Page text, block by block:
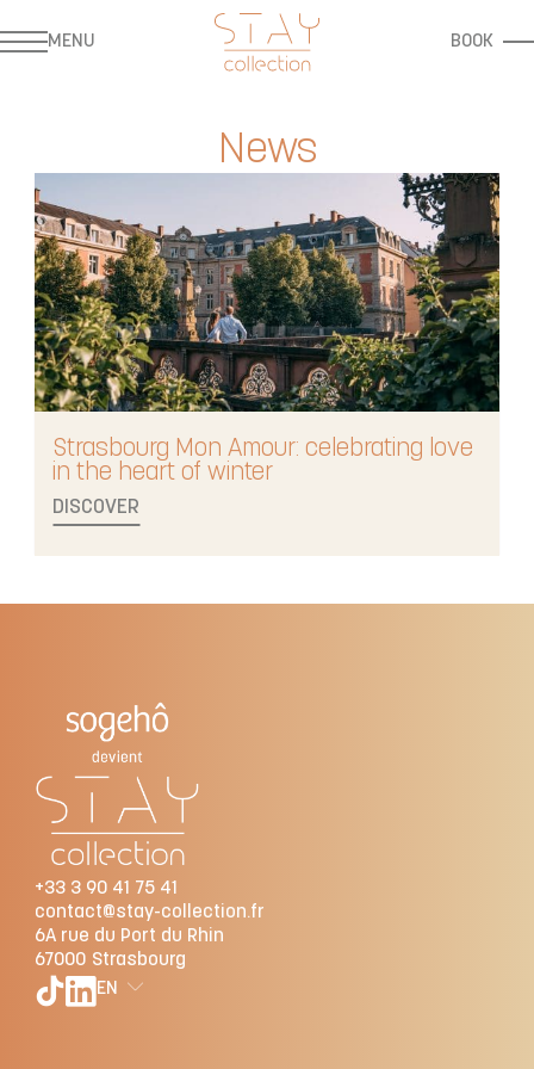
MENU BOOK
News
Strasbourg Mon Amour: celebrating love
in the heart of winter
DISCOVER
+33 3 90 41 75 41
contact@stay-collection.fr
6A rue du Port du Rhin
67000 Strasbourg
EN